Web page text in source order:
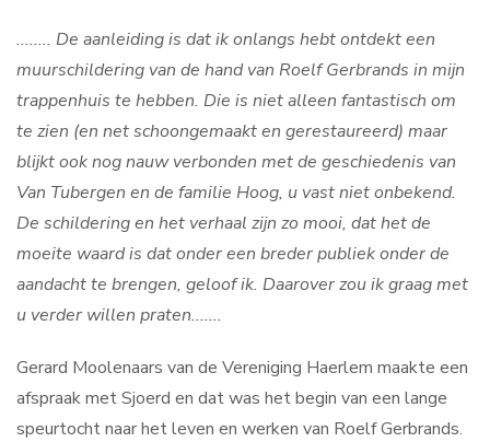
Contact
Search
........ De aanleiding is dat ik onlangs hebt ontdekt een
muurschildering van de hand van Roelf Gerbrands in mijn
trappenhuis te hebben. Die is niet alleen fantastisch om
te zien (en net schoongemaakt en gerestaureerd) maar
blijkt ook nog nauw verbonden met de geschiedenis van
Van Tubergen en de familie Hoog, u vast niet onbekend.
De schildering en het verhaal zijn zo mooi, dat het de
moeite waard is dat onder een breder publiek onder de
aandacht te brengen, geloof ik. Daarover zou ik graag met
u verder willen praten.......
Gerard Moolenaars van de Vereniging Haerlem maakte een
afspraak met Sjoerd en dat was het begin van een lange
speurtocht naar het leven en werken van Roelf Gerbrands.